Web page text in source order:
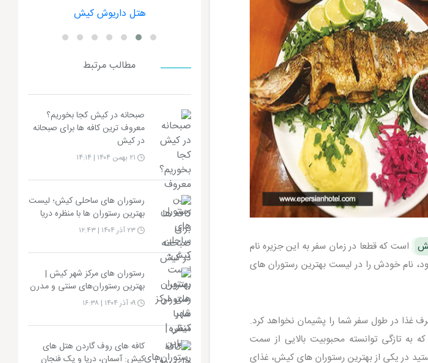
است که قطعا در زمان سفر به این جزیره نام
نام خودش را در لیست بهترین رستوران های
غذا در طول سفر شما را پشیمان نخواهد کرد.
به تازگی توانسته محبوبیت بالایی از سمت
اگر علاقه مند هستید در یکی از بهترین رستوران های کیش، غذای
تفریحات کیش هتل داریوش کیش
مطالب مرتبط
صبحانه در کیش کجا بخوریم؟
معروف ترین کافه ها برای صبحانه
در کیش
رستوران های ساحلی کیش؛ لیست
بهترین رستوران ها با منظره دریا
۲۳ آذر ۱۴۰۴ | ۱۲:۴۳
رستوران های مرکز شهر کیش |
بهترین رستوران‌های سنتی و مدرن
۰۹ آذر ۱۴۰۴ | ۱۶:۳۸
کافه های روف گاردن هتل های
کیش: آسمان، دریا و یک فنجان